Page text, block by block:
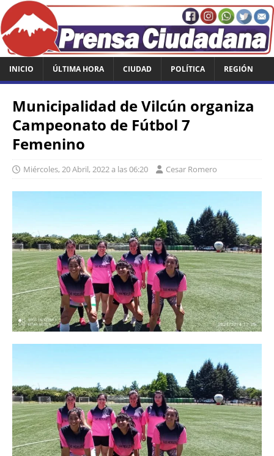
INICIO ÚLTIMA HORA CIUDAD POLÍTICA REGIÓN
Municipalidad de Vilcún organiza
Campeonato de Fútbol 7
Femenino
Miércoles, 20 Abril, 2022 a las 06:20 Cesar Romero